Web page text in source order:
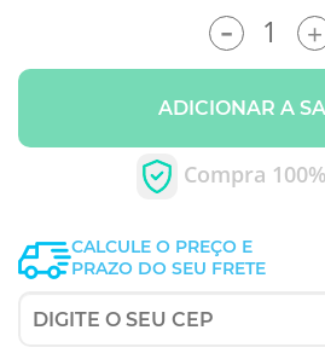
- +
ADICIONAR A
Compra
CALCULE O PREÇO E
PRAZO DO SEU FRETE